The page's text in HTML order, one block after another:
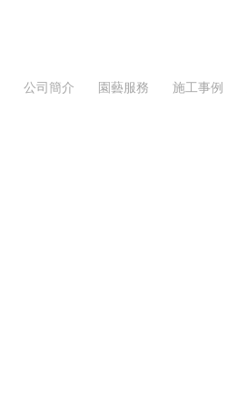
公司簡介 園藝服務 施工事例